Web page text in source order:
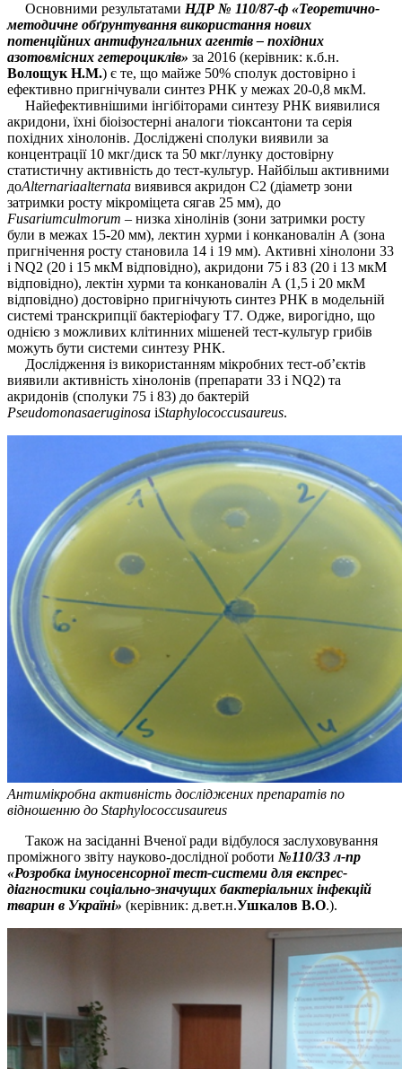
Основними результатами НДР № 110/87-ф «Теоретично-
методичне обґрунтування використання нових
потенційних антифунгальних агентів – похідних
азотовмісних гетероциклів» за 2016 (керівник: к.б.н.
Волощук Н.М.) є те, що майже 50% сполук достовірно і
ефективно пригнічували синтез РНК у межах 20-0,8 мкМ.
Найефективнішими інгібіторами синтезу РНК виявилися
акридони, їхні біоізостерні аналоги тіоксантони та серія
похідних хінолонів. Досліджені сполуки виявили за
концентрації 10 мкг/диск та 50 мкг/лунку достовірну
статистичну активність до тест-культур. Найбільш активними
доAlternariaalternata виявився акридон С2 (діаметр зони
затримки росту мікроміцета сягав 25 мм), до
Fusariumculmorum – низка хінолінів (зони затримки росту
були в межах 15-20 мм), лектин хурми і конкановалін А (зона
пригнічення росту становила 14 і 19 мм). Активні хінолони 33
і NQ2 (20 і 15 мкМ відповідно), акридони 75 і 83 (20 і 13 мкМ
відповідно), лектін хурми та конкановалін А (1,5 і 20 мкМ
відповідно) достовірно пригнічують синтез РНК в модельній
системі транскрипції бактеріофагу Т7. Одже, вирогідно, що
однією з можливих клітинних мішеней тест-культур грибів
можуть бути системи синтезу РНК.
Дослідження із використанням мікробних тест-об’єктів
виявили активність хінолонів (препарати 33 і NQ2) та
акридонів (сполуки 75 і 83) до бактерій
Pseudomonasaeruginosa іStaphylococcusaureus.
Антимікробна активність досліджених препаратів по
відношенню до Staphylococcusaureus
Також на засіданні Вченої ради відбулося заслуховування
проміжного звіту науково-дослідної роботи №110/33 л-пр
«Розробка імуносенсорної тест-системи для експрес-
діагностики соціально-значущих бактеріальних інфекцій
тварин в Україні» (керівник: д.вет.н.Ушкалов В.О.).